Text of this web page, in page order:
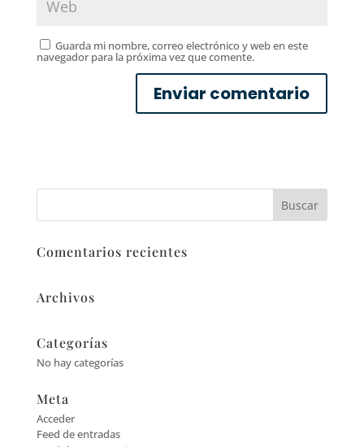
Guarda mi nombre, correo electrónico y web en este
navegador para la próxima vez que comente.
Comentarios recientes
Archivos
Categorías
No hay categorías
Meta
Acceder
Feed de entradas